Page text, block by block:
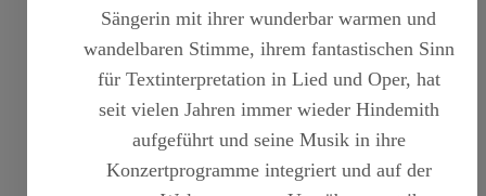
Sängerin mit ihrer wunderbar warmen und
wandelbaren Stimme, ihrem fantastischen Sinn
für Textinterpretation in Lied und Oper, hat
seit vielen Jahren immer wieder Hindemith
aufgeführt und seine Musik in ihre
Konzertprogramme integriert und auf der